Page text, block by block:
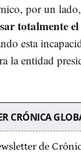
por un
totalmente
esta
la entidad
CRÓNICA
de